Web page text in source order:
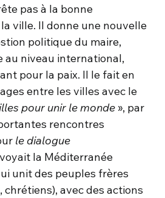
pas à la bonne
ville. Il donne une nouvelle
politique du maire,
au niveau international,
pour la paix. Il le fait en
entre les villes avec le
pour unir le monde », par
rencontres
le dialogue
la Méditerranée
unit des peuples frères
avec des actions